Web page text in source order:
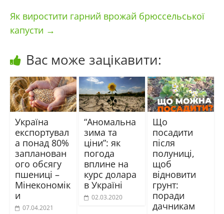
Як виростити гарний врожай брюссельської
капусти →
Вас може зацікавити:
Україна
експортувал
а понад 80%
запланован
ого обсягу
пшениці –
Мінекономік
и
07.04.2021
“Аномальна
зима та
ціни”: як
погода
вплине на
курс долара
в Україні
02.03.2020
Що
посадити
після
полуниці,
щоб
відновити
грунт:
поради
дачникам